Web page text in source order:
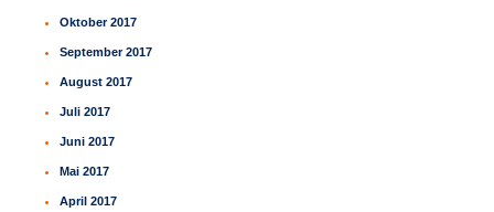
Oktober 2017
September 2017
August 2017
Juli 2017
Juni 2017
Mai 2017
April 2017